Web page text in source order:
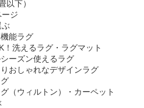
以下）
ジ
ぶ
能ラグ
！洗えるラグ・ラグマット
ーズン使えるラグ
おしゃれなデザインラグ
（ウィルトン）・カーペット